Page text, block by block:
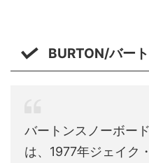
BURTON/バー
バートンスノーボー
は、1977年ジェイク